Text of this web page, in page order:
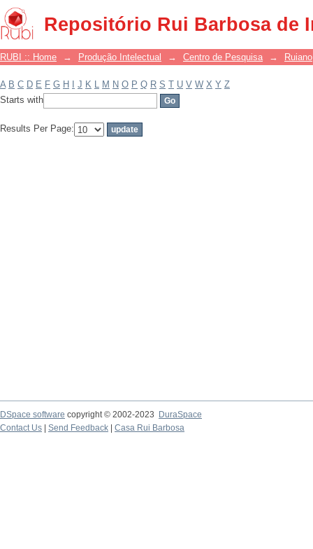
Repositório Rui Barbosa de
Filter by: Subject
RUBI :: Home → Produção Intelectual → Centro de Pesquisa → Ruiano
A B C D E F G H J K L M N O P Q R S T U V W X Y Z
Starts with
Results Per Page:
DSpace software copyright © 2002-2023
DuraSpace
Contact Us
Send Feedback Casa Rui Barbosa